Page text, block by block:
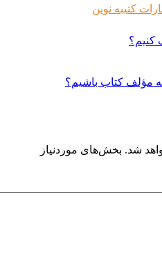
کتیبه نوین
کنیم؟
مؤلف کتاب باشیم؟
شد. بخش‌های موردنیاز